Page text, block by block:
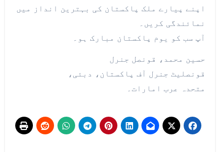
اپنے پیارے ملک پاکستان کی بہترین انداز میں
نمائندگی کریں۔
آپ سب کو یوم پاکستان مبارک ہو۔
حسین محمد، قونصل جنرل
قونصلیٹ جنرل آف پاکستان، دبئی،
متحدہ عرب امارات۔